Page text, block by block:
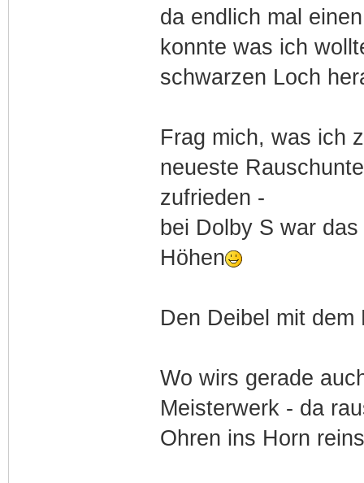
da endlich mal
konnte was ich
schwarzen Loch
Frag mich, was ich
neueste
zufrieden -
bei Dolby S war
Höhen
Den Deibel mit
Wo wirs gerade
Meisterwerk - da
Ohren ins Horn